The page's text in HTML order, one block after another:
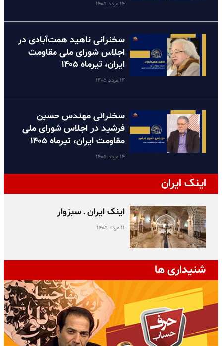
۱۴ مرداد ۱۴۰۵
سخنرانی ناهید همت‌آبادی در
اجلاس شورای ملی مقاومت
ایران، تیرماه ۱۴۰۵
۱۴ مرداد ۱۴۰۵
سخنرانی مهندس حسین
فرشید در اجلاس شورای ملی
مقاومت ایران، تیرماه ۱۴۰۵
۱۴ مرداد ۱۴۰۵
اینک ایران
اینک ایران ـ سبزوار
۱۱ مرداد ۱۴۰۵
شنیداری ها